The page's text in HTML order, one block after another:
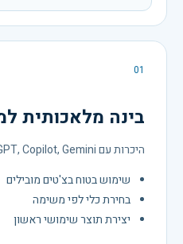
01
בינה מלאכותית
היכרות עם ChatGPT, Copilot, Gemini וכלי יצירה מובילים.
שימוש בטוח בצ'טים מובילים
בחירת כלי לפי משימה
יצירת תוצר שימושי ראשון